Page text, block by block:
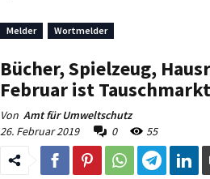
Melder Wortmelder
Bücher, Spielzeug,
Februar ist Tauschmarkt
Von Amt für Umweltschutz
26. Februar 2019
0 55